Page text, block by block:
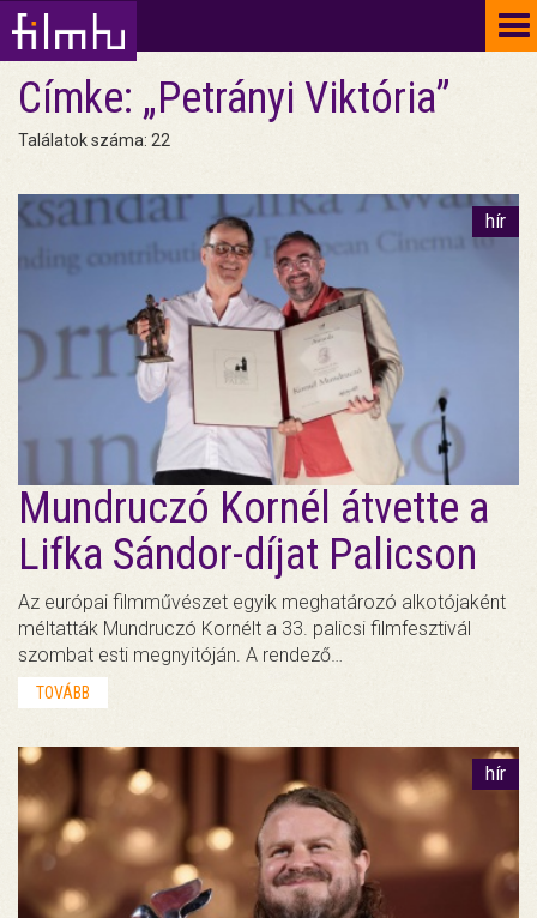
Címke: „Petrányi Viktória”
Találatok száma: 22
hír
Mundruczó Kornél átvette a
Lifka Sándor-díjat Palicson
Az európai filmművészet egyik meghatározó alkotójaként
méltatták Mundruczó Kornélt a 33. palicsi filmfesztivál
szombat esti megnyitóján. A rendező…
TOVÁBB
hír